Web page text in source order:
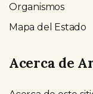
Organismos
Mapa del Estado
Acerca de